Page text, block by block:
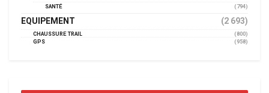
SANTÉ
(794)
EQUIPEMENT (2 693)
CHAUSSURE TRAIL
(800)
GPS
(958)